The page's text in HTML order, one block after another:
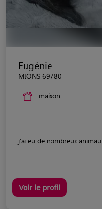
Eugénie
MIONS 69780
maison
j'ai eu de nombreux
Voir le profil